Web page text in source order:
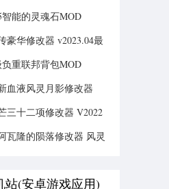
能的灵魂石MOD
豪华修改器 v2023.04最
重联邦背包MOD
血液风灵月影修改器
三十二项修改器 V2022
瓦隆的陨落修改器 风灵
站(安卓游戏应用)